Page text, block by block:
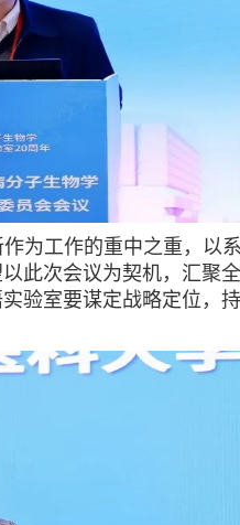
为工作的重中之重，
此次会议为契机，汇
验室要谋定战略定位